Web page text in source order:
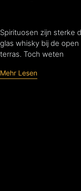
Spirituosen zijn sterke
glas whisky bij de
terras. Toch weten
Mehr Lesen